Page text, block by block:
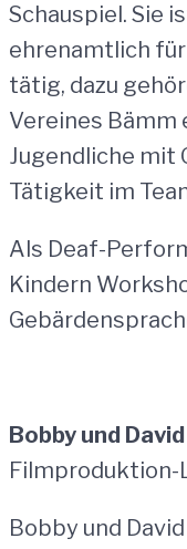
Schauspiel. Sie
ehrenamtlich
tätig, dazu
Vereines Bämm
Jugendliche mit
Tätigkeit im
Als Deaf-
Kindern
Bobby und
Filmproduktion-
Bobby und